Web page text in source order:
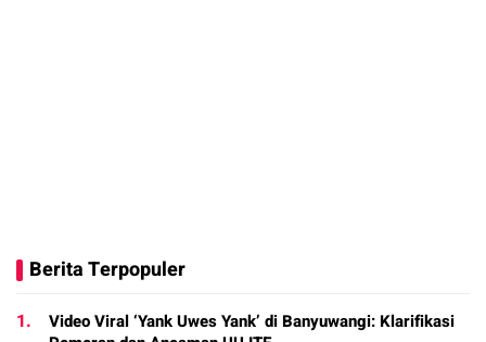
Berita Terpopuler
1.
Video Viral ‘Yank Uwes Yank’ di Banyuwangi: Klarifikasi